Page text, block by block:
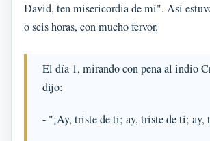
David, ten misericordia de mí". Así
o seis horas, con mucho fervor.
El día 1, mirando con pena al indio
dijo:
- "¡Ay, triste de ti; ay, triste de ti; ay,